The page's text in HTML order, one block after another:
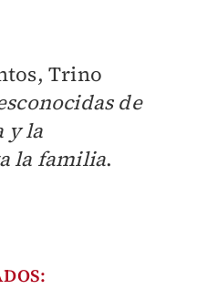
Trino
de
y la
la familia.